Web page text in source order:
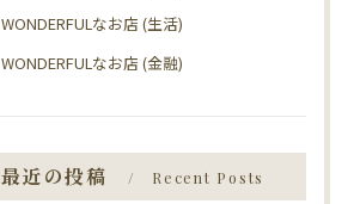
WONDERFULなお店 (生活)
WONDERFULなお店 (金融)
最近の投稿 Recent Posts